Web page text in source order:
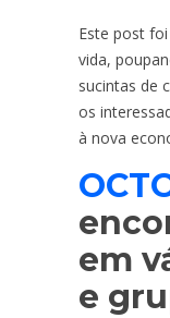
Este post
vida,
sucintas de
os
à nova
em
e